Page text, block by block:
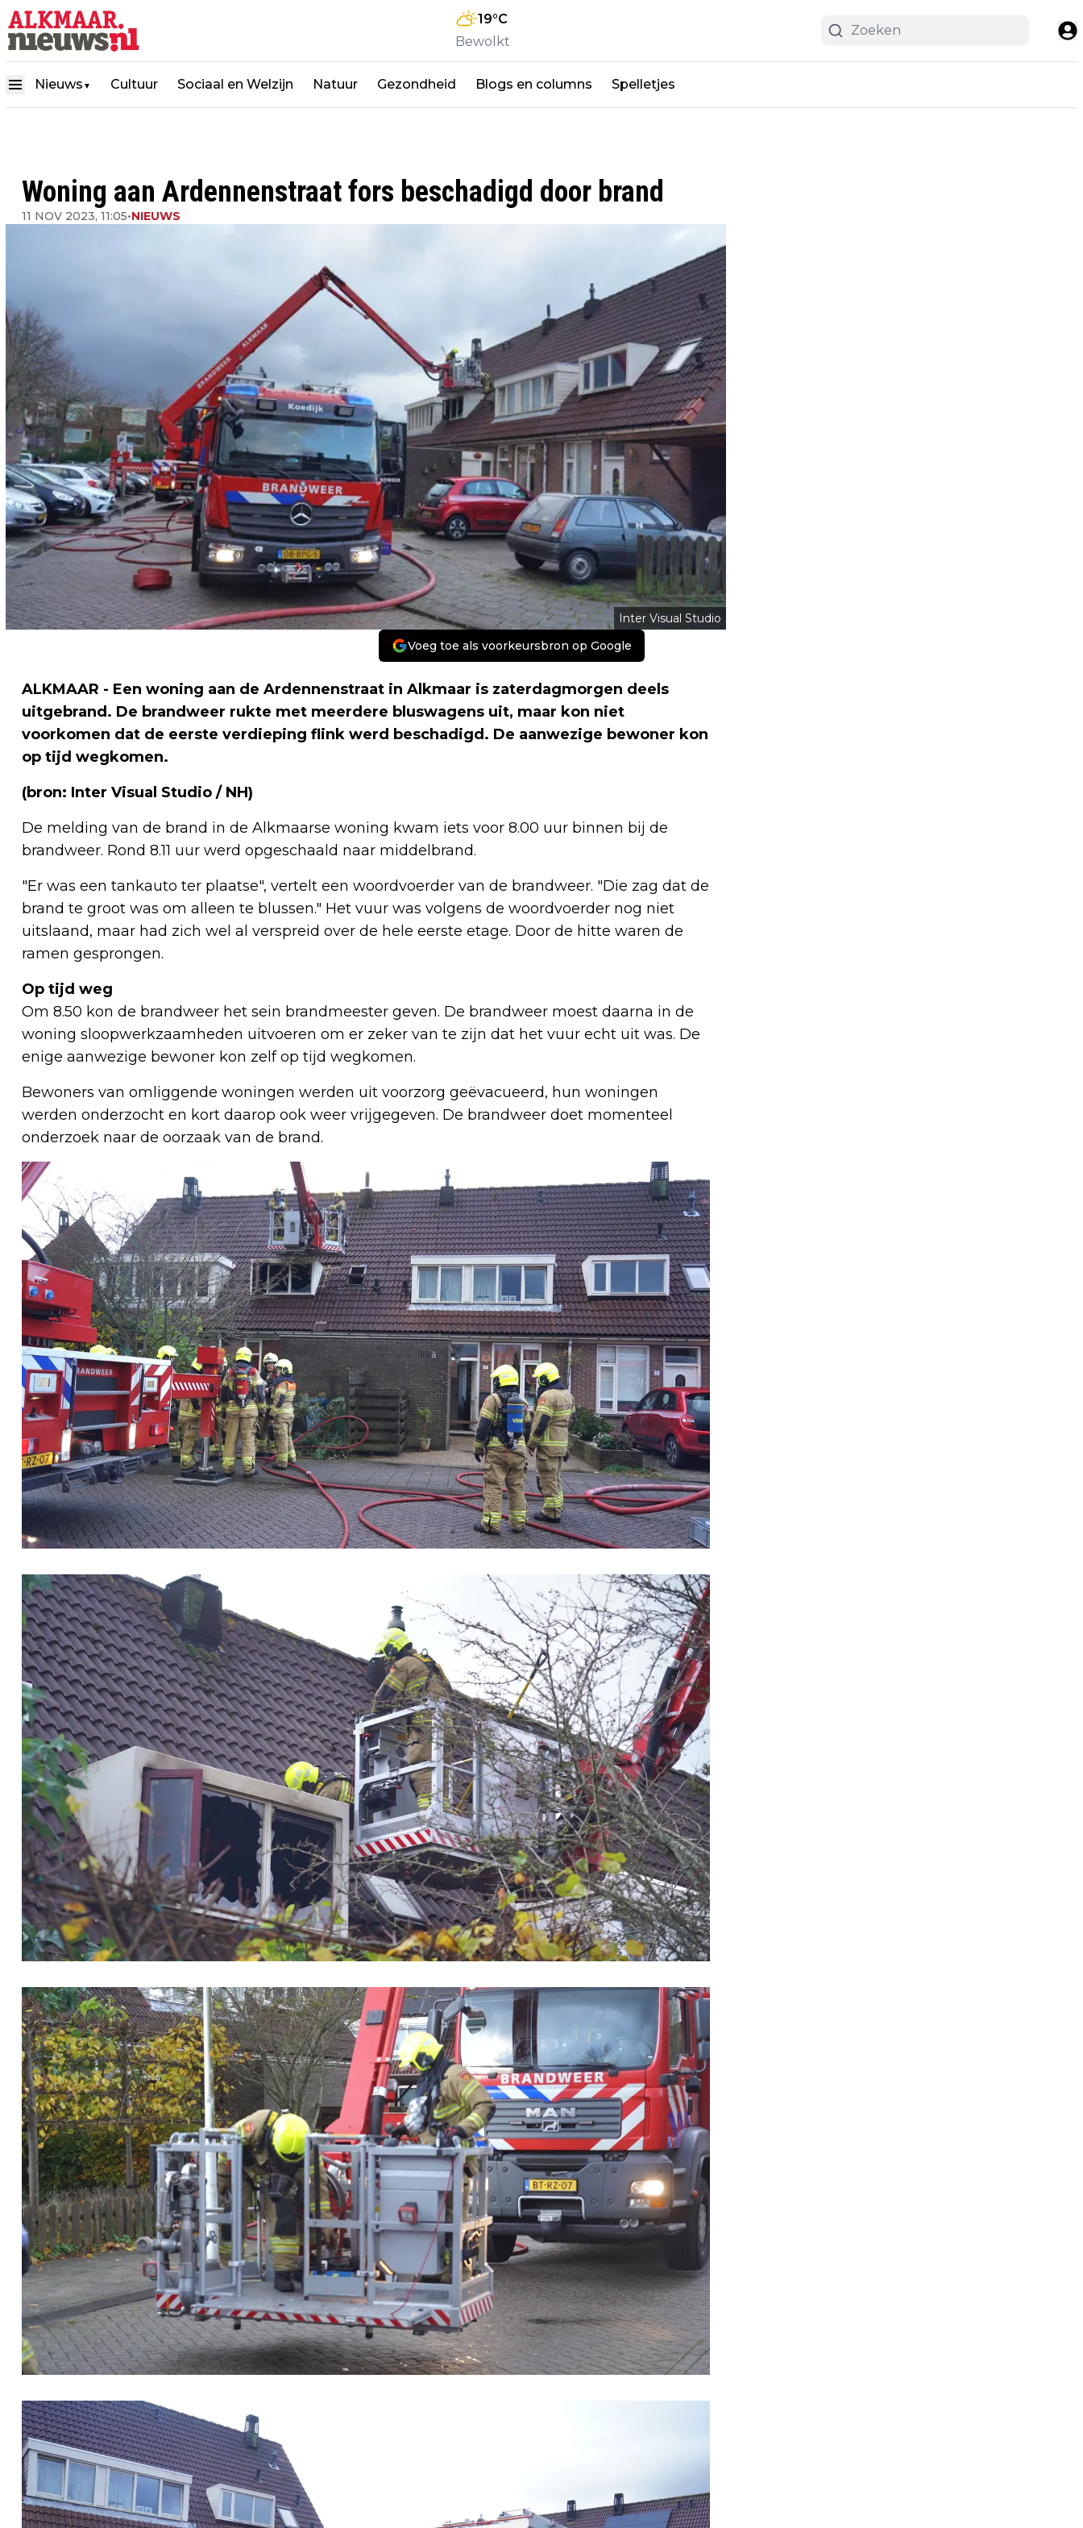
19°C
Bewolkt
Nieuws ▼ Cultuur Sociaal en Welzijn Natuur Gezondheid Blogs en columns Spelletjes
Woning aan Ardennenstraat fors beschadigd door brand
11 NOV 2023, 11:05•NIEUWS
Inter Visual Studio
Voeg toe als voorkeursbron op Google
ALKMAAR - Een woning aan de Ardennenstraat in Alkmaar is zaterdagmorgen deels
uitgebrand. De brandweer rukte met meerdere bluswagens uit, maar kon niet
voorkomen dat de eerste verdieping flink werd beschadigd. De aanwezige bewoner kon
op tijd wegkomen.
(bron: Inter Visual Studio / NH)
De melding van de brand in de Alkmaarse woning kwam iets voor 8.00 uur binnen bij de
brandweer. Rond 8.11 uur werd opgeschaald naar middelbrand.
"Er was een tankauto ter plaatse", vertelt een woordvoerder van de brandweer. "Die zag dat de
brand te groot was om alleen te blussen." Het vuur was volgens de woordvoerder nog niet
uitslaand, maar had zich wel al verspreid over de hele eerste etage. Door de hitte waren de
ramen gesprongen.
Op tijd weg
Om 8.50 kon de brandweer het sein brandmeester geven. De brandweer moest daarna in de
woning sloopwerkzaamheden uitvoeren om er zeker van te zijn dat het vuur echt uit was. De
enige aanwezige bewoner kon zelf op tijd wegkomen.
Bewoners van omliggende woningen werden uit voorzorg geëvacueerd, hun woningen
werden onderzocht en kort daarop ook weer vrijgegeven. De brandweer doet momenteel
onderzoek naar de oorzaak van de brand.